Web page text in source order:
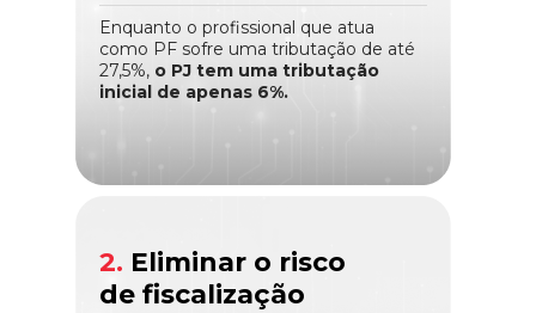
Enquanto o profissional que atua
como PF sofre uma tributação de até
27,5%, o PJ tem uma tributação
inicial de apenas 6%.
2. Eliminar o risco
de fiscalização